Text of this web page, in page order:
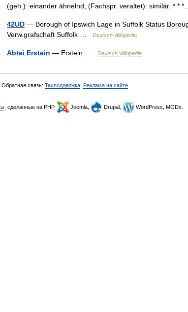
(geh .): einander ähnelnd; (Fachspr. veraltet): similär. * *
42UD — Borough of Ipswich Lage in Suffolk Status
Verw.grafschaft Suffolk Deutsch Wikipedia
Abtei Erstein — Erstein Deutsch Wikipedia
Обратная связь: Техподдержка Реклама на сайте
, сделанные на PHP, Joomla, Drupal, WordPress, MODx.